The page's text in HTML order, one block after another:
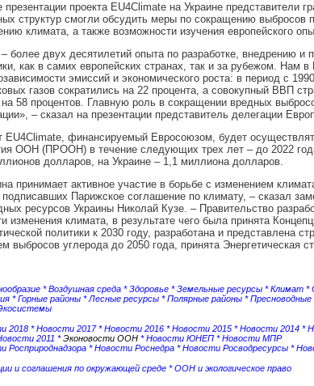
презентации проекта EU4Climate на Украине представители
структур смогли обсудить меры по сокращению выбросов
климата, а также возможности изучения европейского
более двух десятилетий опыта по разработке, внедрению и
как в самих европейских странах, так и за рубежом. Нам
эмиссий и экономического роста: в период с
газов сократились на 22 процента, а совокупный ВВП
58 процентов. Главную роль в сокращении вредных
– сказал на презентации представитель делегации
EU4Climate, финансируемый Евросоюзом, будет
ООН (ПРООН) в течение следующих трех лет – до 2022
долларов, на Украине – 1,1 миллиона долларов.
принимает активное участие в борьбе с изменением
подписавших Парижское соглашение по климату, – сказал
ресурсов Украины Николай Кузе. – Правительство
изменения климата, в результате чего была принята
политики к 2030 году, разработана и представлена
выбросов углерода до 2050 года, принята Энергетическая
*Воздушная среда *Здоровье *Земельные ресурсы *Климат *
*Горные районы *Лесные ресурсы *Полярные районы *Пресноводные
2018*Новости 2017*Новости 2016*Новости 2015*Новости 2014*
2011 *Эконовости ООН *Новости ЮНЕП*Новости МПР
Росприроднадзора*Новости Роснедра*Новости Росводресурсы*
и соглашения по окружающей среде*ООН и экологическое право